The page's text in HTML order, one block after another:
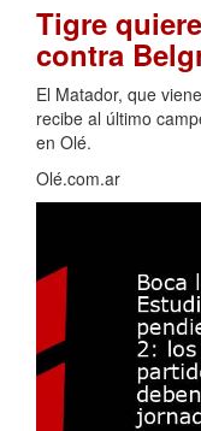
Tigre
contra
El Matador, que
recibe al último
en Olé.
Olé.com.ar